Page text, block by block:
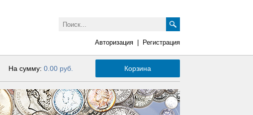
Авторизация Регистрация
На сумму: 0.00 руб. Корзина